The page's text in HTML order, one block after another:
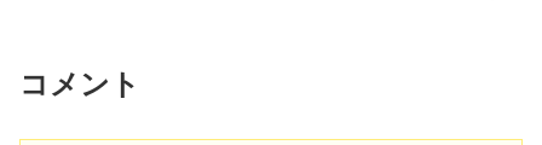
コメント